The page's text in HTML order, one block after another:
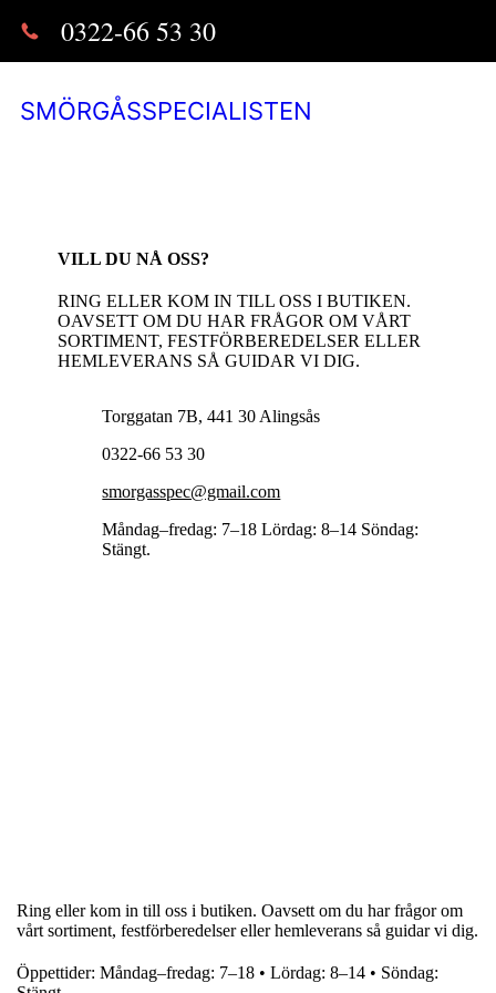
0322-66 53 30
SMÖRGÅSSPECIALISTEN
VILL DU NÅ OSS?
RING ELLER KOM IN TILL OSS I BUTIKEN.
OAVSETT OM DU HAR FRÅGOR OM VÅRT
SORTIMENT, FESTFÖRBEREDELSER ELLER
HEMLEVERANS SÅ GUIDAR VI DIG.
Torggatan 7B, 441 30 Alingsås
0322-66 53 30
smorgasspec@gmail.com
Måndag–fredag: 7–18 Lördag: 8–14 Söndag:
Stängt.
Ring eller kom in till oss i butiken. Oavsett om du har frågor om
vårt sortiment, festförberedelser eller hemleverans så guidar vi dig.
Öppettider: Måndag–fredag: 7–18 • Lördag: 8–14 • Söndag: